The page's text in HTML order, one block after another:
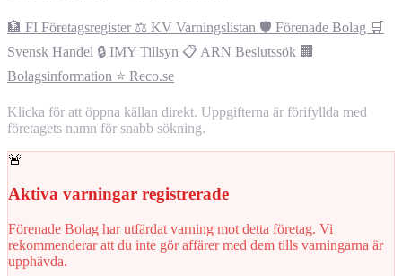
🏦 FI Företagsregister ⚖️ KV Varningslistan 🛡️ Förenade Bolag 🛒
Svensk Handel 🔒 IMY Tillsyn 📋 ARN Beslutssök 🏢
Bolagsinformation ⭐ Reco.se
Klicka för att öppna källan direkt. Uppgifterna är förifyllda med
företagets namn för snabb sökning.
🚨
Aktiva varningar registrerade
Förenade Bolag har utfärdat varning mot detta företag. Vi
rekommenderar att du inte gör affärer med dem tills varningarna är
upphävda.